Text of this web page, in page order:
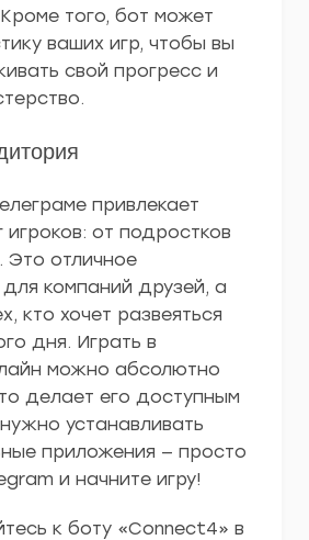
того, бот может
ваших игр, чтобы вы
свой прогресс и
привлекает
игроков: от подростков
Это отличное
компаний друзей, а
кто хочет развеяться
дня. Играть в
можно абсолютно
делает его доступным
устанавливать
приложения — просто
и начните игру!
к боту «Connect4» в